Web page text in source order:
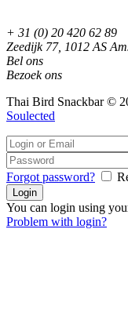
+ 31 (0) 20 420 62 89
Zeedijk 77, 1012 AS
Bel ons
Bezoek ons
Thai Bird Snackbar ©
Soulected
Forgot password?
You can login using
Problem with login?